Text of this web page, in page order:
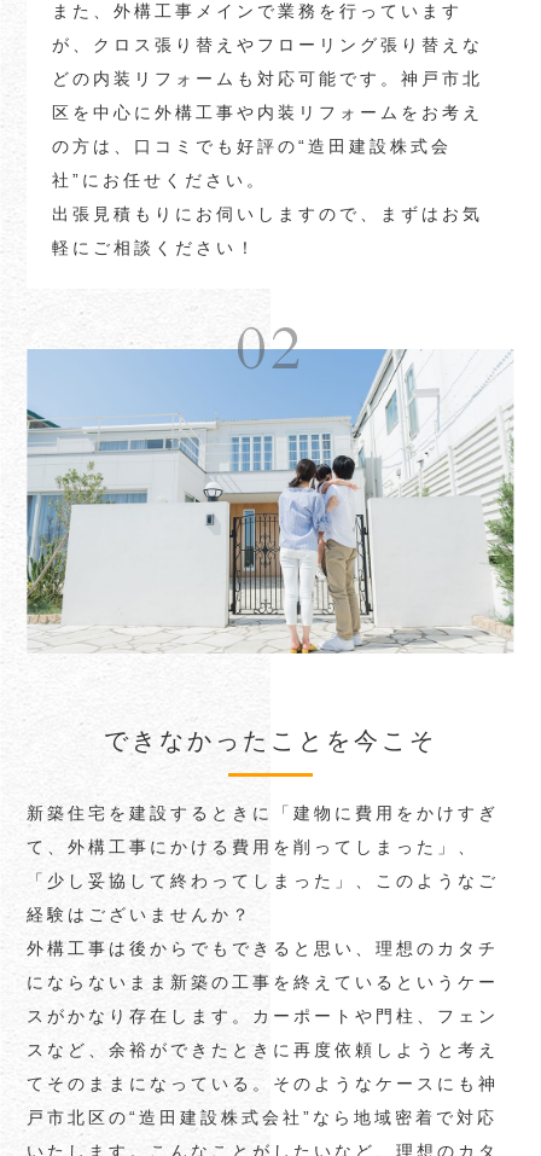
また、外構工事メインで業務を行っています
が、クロス張り替えやフローリング張り替えな
どの内装リフォームも対応可能です。神戸市北
区を中心に外構工事や内装リフォームをお考え
の方は、口コミでも好評の“造田建設株式会
社”にお任せください。
出張見積もりにお伺いしますので、まずはお気
軽にご相談ください！
02
できなかったことを今こそ
新築住宅を建設するときに「建物に費用をかけすぎ
て、外構工事にかける費用を削ってしまった」、
「少し妥協して終わってしまった」、このようなご
経験はございませんか？
外構工事は後からでもできると思い、理想のカタチ
にならないまま新築の工事を終えているというケー
スがかなり存在します。カーポートや門柱、フェン
スなど、余裕ができたときに再度依頼しようと考え
てそのままになっている。そのようなケースにも神
戸市北区の“造田建設株式会社”なら地域密着で対応
いたします。こんなことがしたいなど、理想のカタ